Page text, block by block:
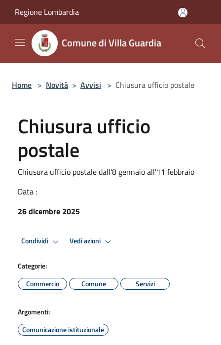
Regione Lombardia
Comune di Villa Guardia
Home > Novità > Avvisi > Chiusura ufficio postale
Chiusura ufficio
postale
Chiusura ufficio postale dall'8 gennaio all'11 febbraio
Data :
26 dicembre 2025
Condividi Vedi azioni
Categorie:
Commercio
Comune Servizi
Argomenti:
Comunicazione istituzionale